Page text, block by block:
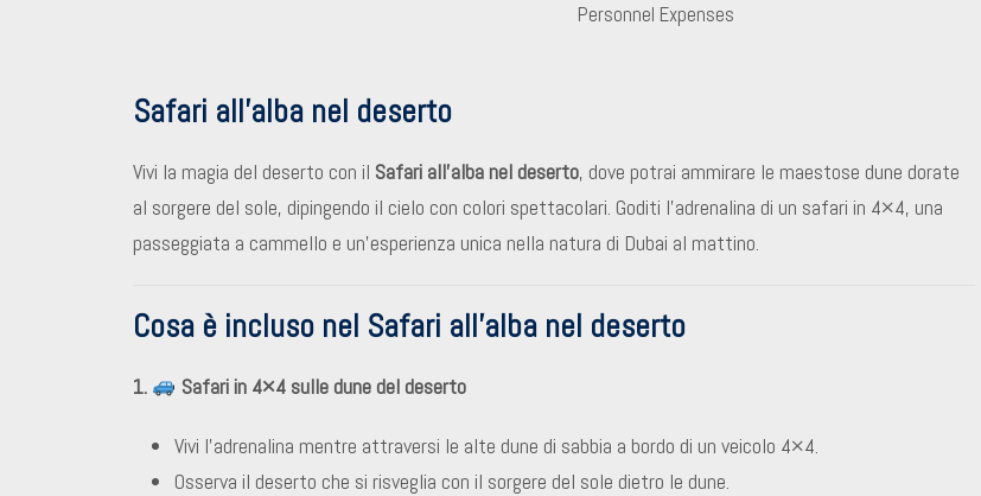
Personnel Expenses
Safari all’alba nel deserto
Vivi la magia del deserto con il Safari all’alba nel deserto, dove potrai ammirare le maestose dune dorate
al sorgere del sole, dipingendo il cielo con colori spettacolari. Goditi l’adrenalina di un safari in 4×4, una
passeggiata a cammello e un’esperienza unica nella natura di Dubai al mattino.
Cosa è incluso nel Safari all’alba nel deserto
1. Safari in 4×4 sulle dune del deserto
Vivi l’adrenalina mentre attraversi le alte dune di sabbia a bordo di un veicolo 4×4.
Osserva il deserto che si risveglia con il sorgere del sole dietro le dune.